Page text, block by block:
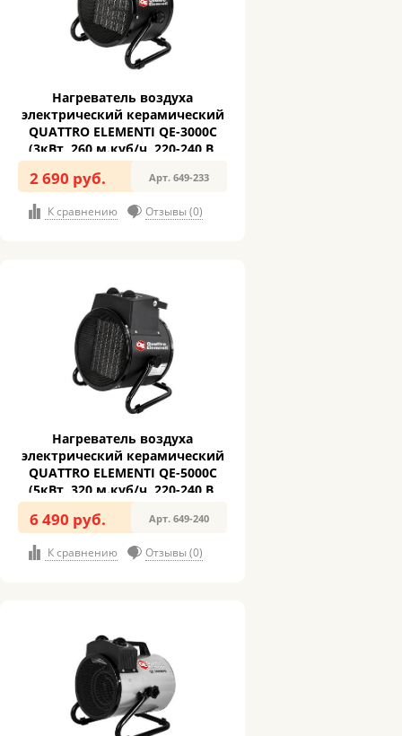
Нагреватель воздуха
электрический керамический
QUATTRO ELEMENTI QE-3000C
(3кВт, 260 м.куб/ч, 220-240 В,
режим вентилятора, 2.8кг)
2 690 руб. Арт. 649-233
К сравнению Отзывы (0)
Нагреватель воздуха
электрический керамический
QUATTRO ELEMENTI QE-5000C
(5кВт, 320 м.куб/ч, 220-240 В,
режим вентилятора,3.8кг) (649-
6 490 руб. Арт. 649-240
К сравнению Отзывы (0)